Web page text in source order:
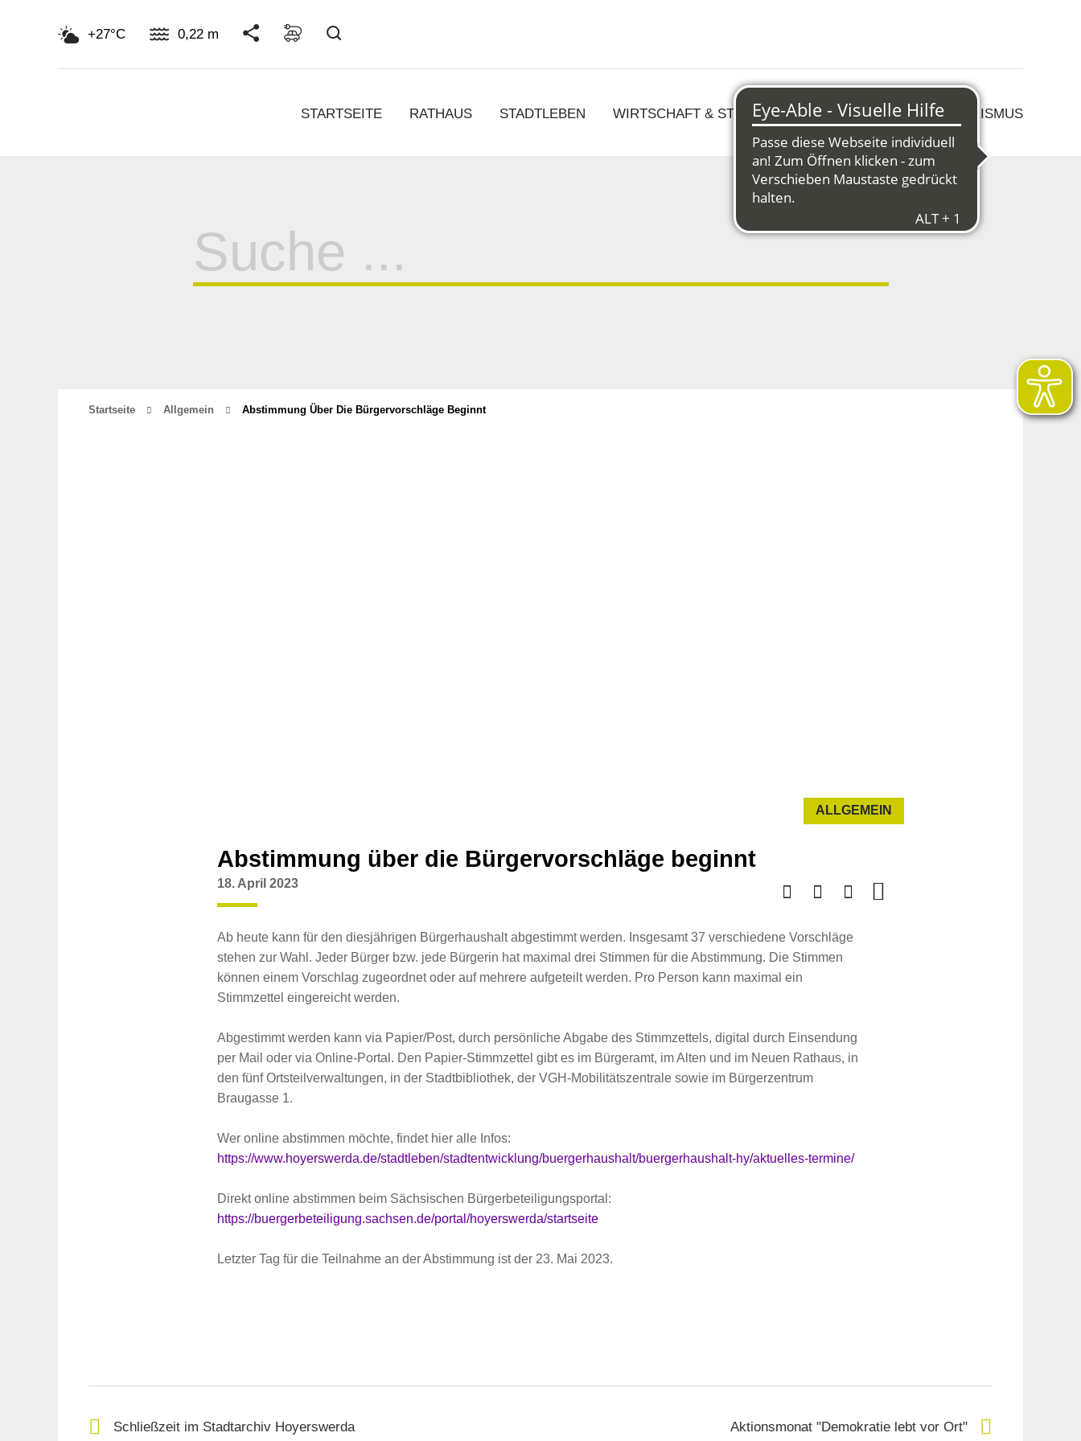
+27°C 0,22 m
STARTSEITE RATHAUS STADTLEBEN WIRTSCHAFT & STRUKTURWANDEL KULTUR & TOURISMUS
für:
Startseite Allgemein Abstimmung Über Die Bürgervorschläge Beginnt
ALLGEMEIN
Abstimmung über die Bürgervorschläge beginnt
18. April 2023
Ab heute kann für den diesjährigen Bürgerhaushalt abgestimmt werden. Insgesamt 37 verschiedene Vorschläge
stehen zur Wahl. Jeder Bürger bzw. jede Bürgerin hat maximal drei Stimmen für die Abstimmung. Die Stimmen
können einem Vorschlag zugeordnet oder auf mehrere aufgeteilt werden. Pro Person kann maximal ein
Stimmzettel eingereicht werden.
Abgestimmt werden kann via Papier/Post, durch persönliche Abgabe des Stimmzettels, digital durch Einsendung
per Mail oder via Online-Portal. Den Papier-Stimmzettel gibt es im Bürgeramt, im Alten und im Neuen Rathaus, in
den fünf Ortsteilverwaltungen, in der Stadtbibliothek, der VGH-Mobilitätszentrale sowie im Bürgerzentrum
Braugasse 1.
Wer online abstimmen möchte, findet hier alle Infos:
https://www.hoyerswerda.de/stadtleben/stadtentwicklung/buergerhaushalt/buergerhaushalt-hy/aktuelles-termine/
Direkt online abstimmen beim Sächsischen Bürgerbeteiligungsportal:
https://buergerbeteiligung.sachsen.de/portal/hoyerswerda/startseite
Letzter Tag für die Teilnahme an der Abstimmung ist der 23. Mai 2023.
Schließzeit im Stadtarchiv Hoyerswerda Aktionsmonat "Demokratie lebt vor Ort"